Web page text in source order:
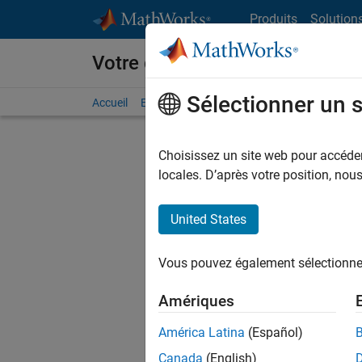
Produits
Votre carrière chez MathWorks
Accueil Explorer nos opportunités Adresses de
FILTRER
d'offre
Les
Sélectionner un
Choisissez un site web pour
locales. D’après votre position,
United States
Vous pouvez également
Amériques
América Latina (Español)
Canada (English)